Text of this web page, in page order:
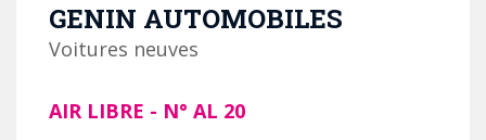
GENIN AUTOMOBILES
Voitures neuves
AIR LIBRE - N° AL 20